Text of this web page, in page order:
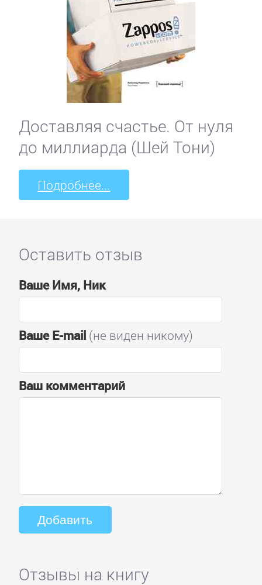
Доставляя счастье. От нуля
до миллиарда (Шей Тони)
Подробнее...
Оставить отзыв
Ваше Имя, Ник
Ваше E-mail(не виден никому)
Ваш комментарий
Отзывы на книгу